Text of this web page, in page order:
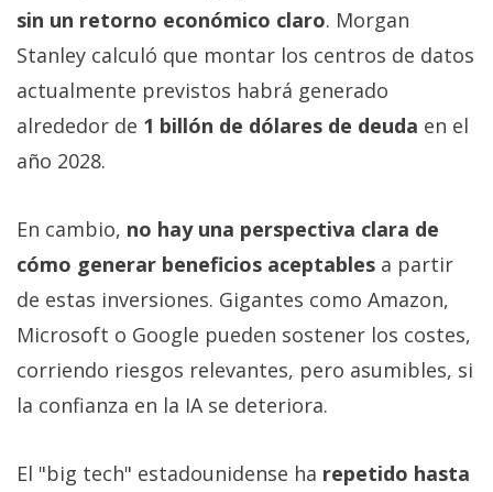
sin un retorno económico claro. Morgan
Stanley calculó que montar los centros de datos
actualmente previstos habrá generado
alrededor de 1 billón de dólares de deuda en el
año 2028.
En cambio, no hay una perspectiva clara de
cómo generar beneficios aceptables a partir
de estas inversiones. Gigantes como Amazon,
Microsoft o Google pueden sostener los costes,
corriendo riesgos relevantes, pero asumibles, si
la confianza en la IA se deteriora.
El "big tech" estadounidense ha repetido hasta